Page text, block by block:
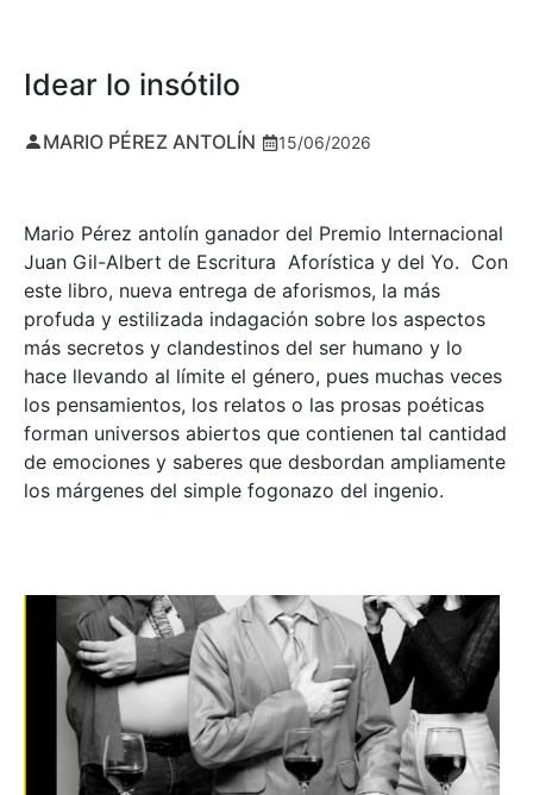
Idear lo insótilo
MARIO PÉREZ ANTOLÍN 15/06/2026
Mario Pérez antolín ganador del Premio Internacional
Juan Gil-Albert de Escritura Aforística y del Yo. Con
este libro, nueva entrega de aforismos, la más
profuda y estilizada indagación sobre los aspectos
más secretos y clandestinos del ser humano y lo
hace llevando al límite el género, pues muchas veces
los pensamientos, los relatos o las prosas poéticas
forman universos abiertos que contienen tal cantidad
de emociones y saberes que desbordan ampliamente
los márgenes del simple fogonazo del ingenio.